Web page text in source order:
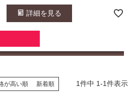
詳細を見る
が高い順 新着順 1件中 1-1件表示